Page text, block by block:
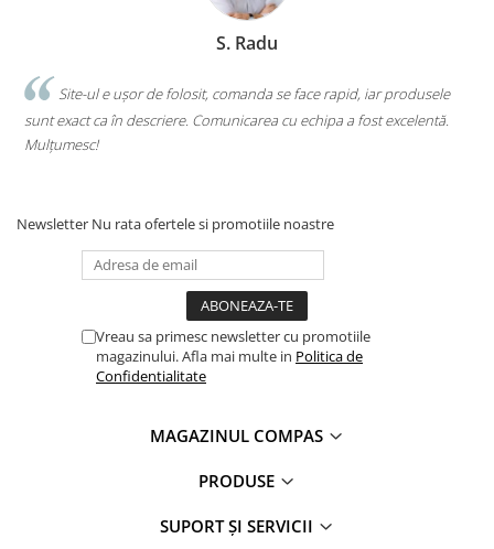
S. Radu
Site-ul e ușor de folosit, comanda se face rapid, iar produsele
sunt exact ca în descriere. Comunicarea cu echipa a fost excelentă.
Mulțumesc!
Newsletter Nu rata ofertele si promotiile noastre
Vreau sa primesc newsletter cu promotiile
magazinului. Afla mai multe in Politica de
Confidentialitate
MAGAZINUL COMPAS
PRODUSE
SUPORT ȘI SERVICII